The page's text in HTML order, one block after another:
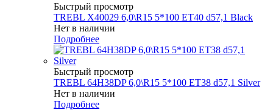
Быстрый просмотр
TREBL X40029 6,0\R15 5*100 ET40 d57,1 Black
Нет в наличии
Подробнее
Быстрый просмотр
TREBL 64H38DP 6,0\R15 5*100 ET38 d57,1 Silver
Нет в наличии
Подробнее